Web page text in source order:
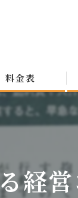
料金表
経